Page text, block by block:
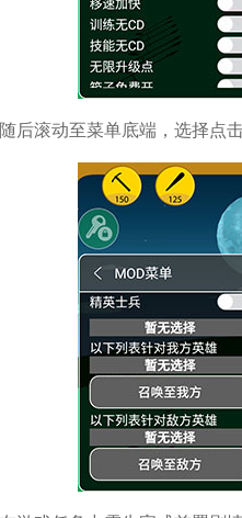
后滚动至菜单底端，选择点